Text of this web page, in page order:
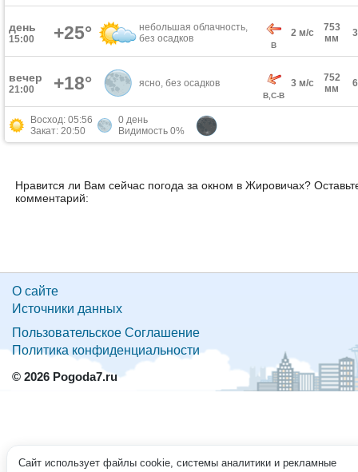
день
15:00 +25°
небольшая облачность,
без осадков
В
2 м/с
753
мм
вечер
21:00 +18° ясно, без осадков
В,С-В
3 м/с
752
мм
Восход: 05:56
Закат: 20:50
0 день
Видимость 0%
Нравится ли Вам сейчас погода за окном в Жировичах?
комментарий:
О сайте
Источники данных
Пользовательское Соглашение
Политика конфиденциальности
© 2026 Pogoda7.ru
Сайт использует файлы cookie, системы аналитики и рекламные